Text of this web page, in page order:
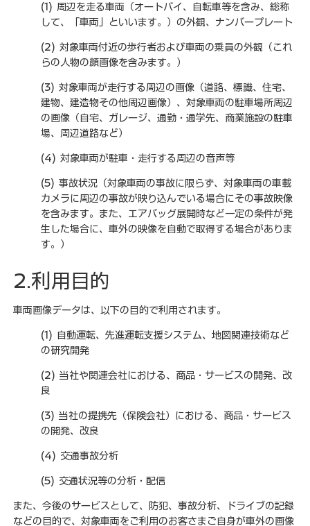
(1) 周辺を走る車両（オートバイ、自転車等を含み、総称
して、「車両」といいます。）の外観、ナンバープレート
(2) 対象車両付近の歩行者および車両の乗員の外観（これ
らの人物の顔画像を含みます。）
(3) 対象車両が走行する周辺の画像（道路、標識、住宅、
建物、建造物その他周辺画像）、対象車両の駐車場所周辺
の画像（自宅、ガレージ、通勤・通学先、商業施設の駐車
場、周辺道路など）
(4) 対象車両が駐車・走行する周辺の音声等
(5) 事故状況（対象車両の事故に限らず、対象車両の車載
カメラに周辺の事故が映り込んでいる場合にその事故映像
を含みます。また、エアバッグ展開時など一定の条件が発
生した場合に、車外の映像を自動で取得する場合がありま
す。）
2.利用目的
車両画像データは、以下の目的で利用されます。
(1) 自動運転、先進運転支援システム、地図関連技術など
の研究開発
(2) 当社や関連会社における、商品・サービスの開発、改
良
(3) 当社の提携先（保険会社）における、商品・サービス
の開発、改良
(4) 交通事故分析
(5) 交通状況等の分析・配信
また、今後のサービスとして、防犯、事故分析、ドライブの記録
などの目的で、対象車両をご利用のお客さまご自身が車外の画像